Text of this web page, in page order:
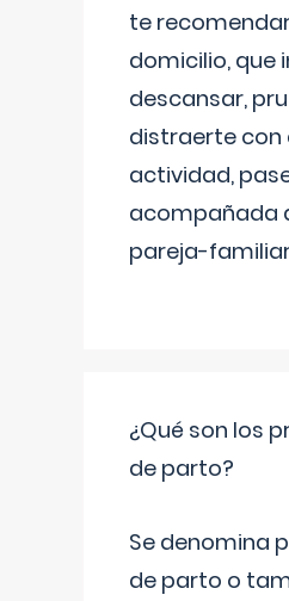
te
domicilio, que
descansar,
distraerte con
actividad,
acompañada
pareja-
¿Qué son los
de parto?
Se denomina
de parto o